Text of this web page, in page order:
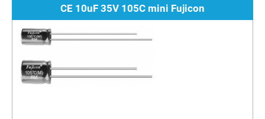
CE 10uF 35V 105C mini Fujicon